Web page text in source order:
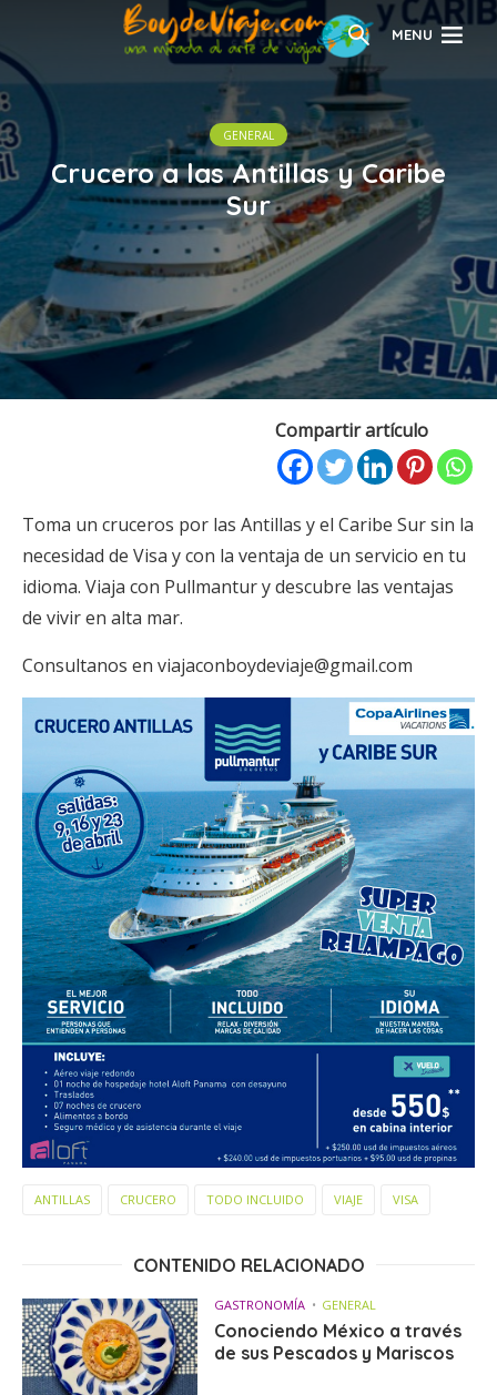
MENU
GENERAL
Crucero a las Antillas y Caribe
Sur
Compartir artículo
Toma un cruceros por las Antillas y el Caribe Sur sin la
necesidad de Visa y con la ventaja de un servicio en tu
idioma. Viaja con Pullmantur y descubre las ventajas
de vivir en alta mar.
Consultanos en viajaconboydeviaje@gmail.com
ANTILLAS CRUCERO TODO INCLUIDO VIAJE VISA
CONTENIDO RELACIONADO
GASTRONOMÍA GENERAL
Conociendo México a través
de sus Pescados y Mariscos